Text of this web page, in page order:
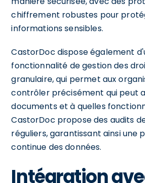
chiffrement robustes pour
informations sensibles.
CastorDoc dispose également
fonctionnalité de gestion des
granulaire, qui permet aux
contrôler précisément qui peut
documents et à quelles
CastorDoc propose des audits
réguliers, garantissant ainsi une
continue des données.
Intégration